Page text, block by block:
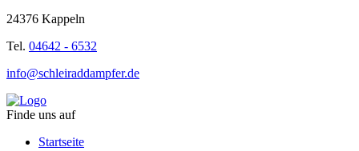
24376 Kappeln
Tel. 04642 - 6532
info@schleiraddampfer.de
Finde uns auf
Startseite